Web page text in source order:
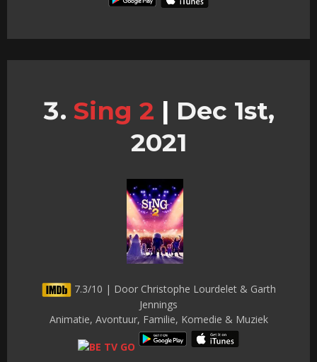
Sing 2 | Dec 1st,
2021
7.3/10 | Door Christophe Lourdelet & Garth
Jennings
Animatie, Avontuur, Familie, Komedie & Muziek